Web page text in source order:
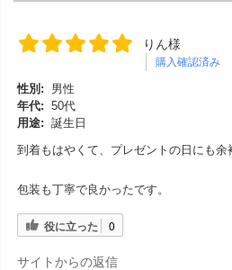
りん様
購入確認済み
性別:
男性
年代: 50代
用途: 誕生日
到着もはやくて、プレゼントの日にも余
包装も丁寧で良かったです。
役に立った 0
サイトからの返信